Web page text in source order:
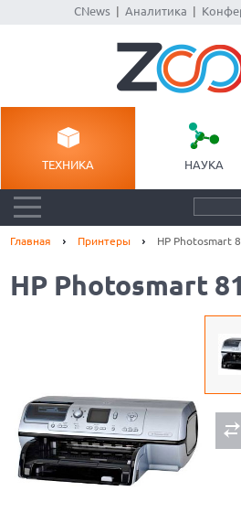
CNews| Аналитика
ТЕХНИКА НАУКА
Главная Принтеры HP Photosmart
HP Photosmart